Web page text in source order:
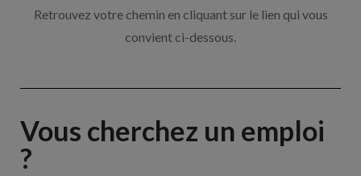
Retrouvez votre chemin en cliquant sur le lien qui vous
convient ci-dessous.
Vous cherchez un emploi
?